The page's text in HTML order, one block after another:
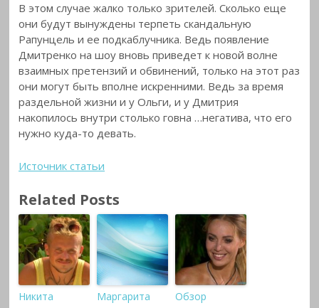
В этом случае жалко только зрителей. Сколько еще
они будут вынуждены терпеть скандальную
Рапунцель и ее подкаблучника. Ведь появление
Дмитренко на шоу вновь приведет к новой волне
взаимных претензий и обвинений, только на этот раз
они могут быть вполне искренними. Ведь за время
раздельной жизни и у Ольги, и у Дмитрия
накопилось внутри столько говна …негатива, что его
нужно куда-то девать.
Источник статьи
Related Posts
Никита
Маргарита
Обзор